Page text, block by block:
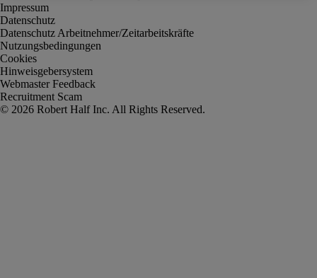
Impressum
Datenschutz
Datenschutz Arbeitnehmer/Zeitarbeitskräfte
Nutzungsbedingungen
Cookies
Hinweisgebersystem
Webmaster Feedback
Recruitment Scam